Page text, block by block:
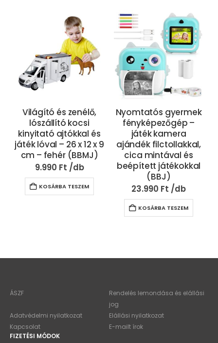
Világító és zenélő,
lószállító kocsi
kinyitató ajtókkal és
játék lóval – 26 x 12 x 9
cm – fehér (BBMJ)
9.990 Ft
KOSÁRBA TESZEM
Nyomtatós gyermek
fényképezőgép –
játék kamera
ajándék filctollakkal,
cica mintával és
beépített játékokkal
(BBJ)
23.990 Ft
KOSÁRBA TESZEM
ÁSZF
Rendelés lemondása és elállási
jog
Adatvédelmi nyilatkozat
Elállási nyilatkozat
Kapcsolat
E-mailt írok
FIZETÉSI MÓDOK